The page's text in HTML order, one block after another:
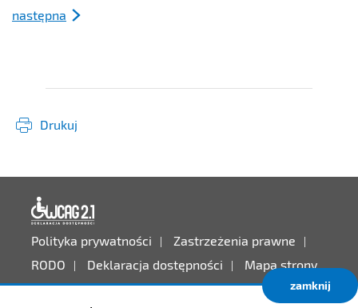
zamknij
następna
Drukuj
Polityka prywatności
Zastrzeżenia prawne
RODO
Deklaracja dostępności Mapa strony
Projekt: IntraCOM.pl